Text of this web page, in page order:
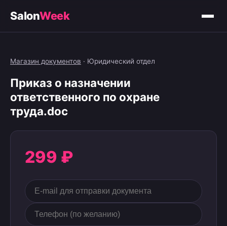
SalonWeek
Магазин документов · Юридический отдел
Приказ о назначении
ответственного по охране
труда.doc
299 ₽